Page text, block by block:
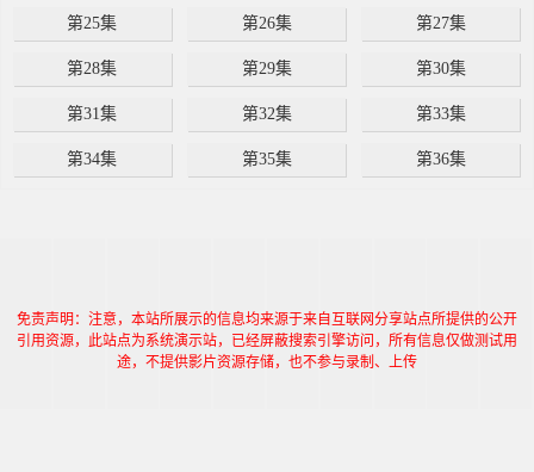
第25集 第26集 第27集
第28集 第29集 第30集
第31集 第32集 第33集
第34集 第35集 第36集
免责声明：注意，本站所展示的信息均来源于来自互联网分享站点所提供的公开
引用资源，此站点为系统演示站，已经屏蔽搜索引擎访问，所有信息仅做测试用
途，不提供影片资源存储，也不参与录制、上传